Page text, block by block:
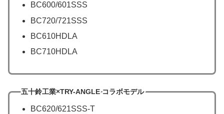
BC600/601SSS
BC720/721SSS
BC610HDLA
BC710HDLA
五十鈴工業×TRY-ANGLE コラボモデル
BC620/621SSS-T